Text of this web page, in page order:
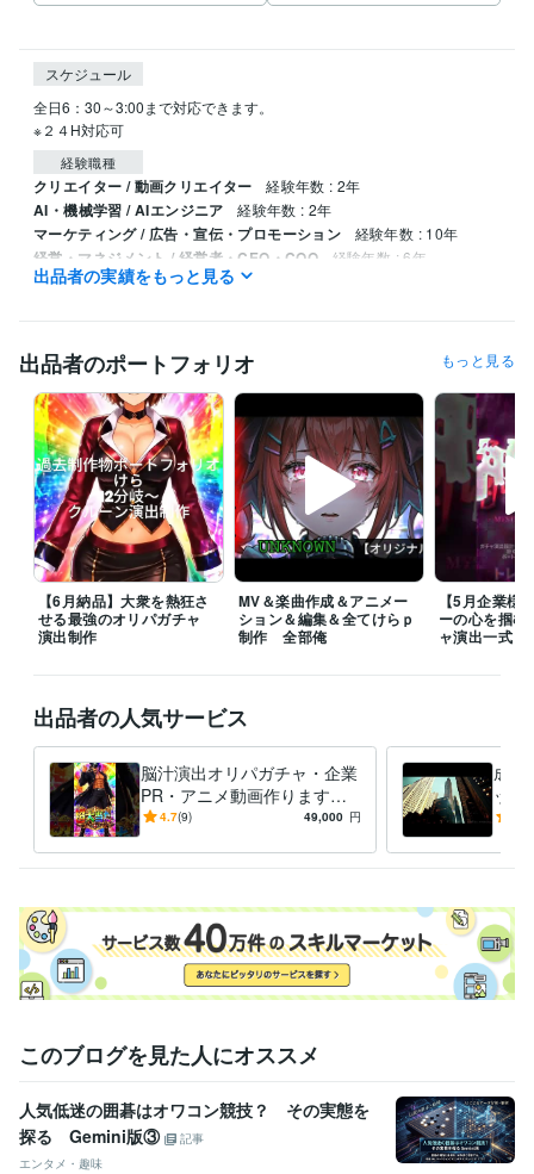
スケジュール
全日6：30～3:00まで対応できます。
※２４H対応可
経験職種
クリエイター / 動画クリエイター 経験年数 : 2年
AI・機械学習 / AIエンジニア 経験年数 : 2年
マーケティング / 広告・宣伝・プロモーション 経験年数 : 10年
経営・マネジメント / 経営者・CEO・COO 経験年数 : 6年
人事 / 制度企画・組織開発 経験年数 : 4年
受賞歴
（2か月目～） ココナラプラチナランク（3か月目～）
ココナラプラ
チナランク（4か月目～） ココナラプラチナランク（5 か月目～）
ココナラプラチナランク（６か月目～） プロクラウドワーカー認定
プログラミング言語・フレームワーク
Google Apps Script:5年HTML:4年Java:3年 JavaScript:3年 Python:5年
VBA:3年Next.js:1年 Node.js:1年Nuxt.js:2年Linux:5年shell:5年
Docker:3年Ubuntu:4年PostgreSQL:2年Git:5年GitLab:3年GitHub:4年
TypeScript:4年Windows Server:1年MySQL:1年
ビジネス・クリエイティブツール
BASE:4年Shopify:2年Google スプレッドシート:4年
Google ドキュメント:3年
Numbers:1年Pages:1年
CapCut:3年
Live2D:1年Excel:12年Google Analytics:10年Adobe Firefly:2年
STUDIO:2年iZotope RX:2年Melodyne:2年
Blender:1年
得意分野
IT相談・システム開発 GAS×スプシ×WebApp　制作
エージェント
構築GAS,N8N,Dify
企業店舗様向け完全オーダメイドツ
ール設計 専門用語なし　丸投げオーダメイド 業務設計図作成
動画編集・映像制作 オリジナル楽曲制作【納品実績5件】
売れる生
き残る皆に愛されるお店の作り方！ 素材なしでもOK、高純度な企業
PR動画
歌ってみたMIX【直近納品実績7件】 フルアニメーションM
V,PV作成 オリパガチャ、ガチャ演出設計～映像制作
語学力
出品者の実績をもっと見る
出品者のポートフォリオ もっと見る
【6月納品】大衆を熱狂さ
せる最強のオリパガチャ
演出制作
MV＆楽曲作成＆アニメー
ション＆編集＆全てけらｐ
制作 全部俺
【5月企業様
ーの心を掴む
ャ演出一式
出品者の人気サービス
脳汁演出オリパガチャ・企業
PR・アニメ動画作ります
【納品実績多数】企業・店舗
で制作
4.7(9) 49,000 円
成約
ック
【法
制作
このブログを見た人にオススメ
人気低迷の囲碁はオワコン競技？ その実態を
探る Gemini版③
記事
エンタメ・趣味